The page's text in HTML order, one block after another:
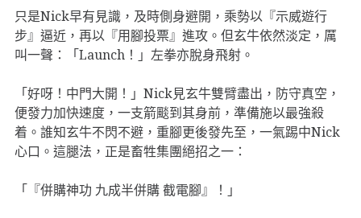
只是Nick早有見識，及時側身避開，乘勢以『示威遊行
步』逼近，再以『用腳投票』進攻。但玄牛依然淡定，厲
叫一聲：「Launch！」左拳亦脫身飛射。
「好呀！中門大開！」Nick見玄牛雙臂盡出，防守真空，
便發力加快速度，一支箭颷到其身前，準備施以最強殺
着。誰知玄牛不閃不避，重腳更後發先至，一氣踢中Nick
心口。這腿法，正是畜牲集團絕招之一：
「『併購神功 九成半併購 截電腳』！」